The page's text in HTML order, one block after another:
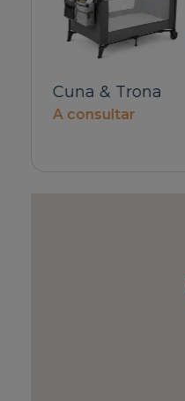
Traslado
de 1 a 4